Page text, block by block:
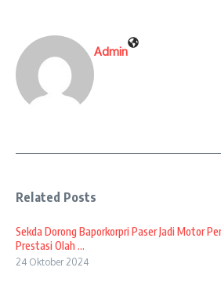
Admin
Related Posts
Sekda Dorong Baporkorpri Paser Jadi Motor
Prestasi Olah ...
24 Oktober 2024